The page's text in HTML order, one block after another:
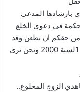
بارشادها المدعى
فى دعوى الخلع
حقكم ان تطعن وقد
تاتى السفن بشئ جديد من بدء تطبيق قانون 1لسنة 2000 ونحن نرى
الزوج المخلوع..